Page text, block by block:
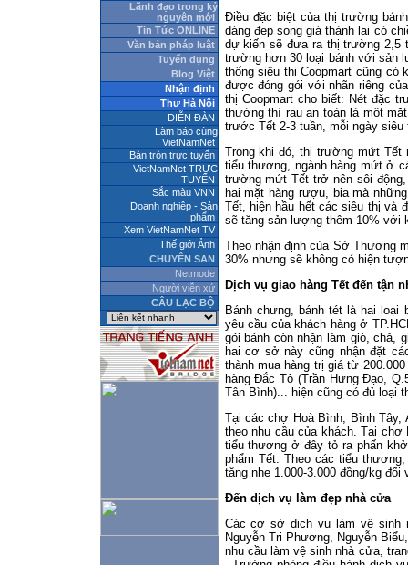
Lãnh đạo trong kỷ
nguyên mới
Tin Tức ONLINE
Văn bản pháp luật
Tuyển dụng
Blog Việt
Nhận định
Thư Hà Nội
DIỄN ĐÀN
Làm báo cùng
VietNamNet
Bàn tròn trực tuyến
VietNamNet TRỰC
TUYẾN
Sắc màu VNN
Doanh nghiệp - Sản
phẩm
Xem VietNamNet TV
Thế giới Ảnh
CHUYÊN SAN
Netmode
Người viễn xứ
CÂU LẠC BỘ
Điều đặc biệt của thị trường
dáng đẹp song giá thành lại có
dự kiến sẽ đưa ra thị trường 2,5
trường hơn 30 loại bánh với sản
thống siêu thị Coopmart cũng có
được đóng gói với nhãn riêng
thị Coopmart cho biết: Nét đặc
thường thì rau an toàn là một
trước Tết 2-3 tuần, mỗi ngày siêu
Trong khi đó, thị trường mứt Tết
tiểu thương, ngành hàng mứt ở
trường mứt Tết trở nên sôi
hai mặt hàng rượu, bia mà
Tết, hiện hầu hết các siêu thị và
sẽ tăng sản lượng thêm 10% với
Theo nhận định của Sở Thương
30% nhưng sẽ không có hiện
Dịch vụ giao hàng Tết đến tận
Bánh chưng, bánh tét là hai loại
yêu cầu của khách hàng ở
gói bánh còn nhận làm giò, chả,
hai cơ sở này cũng nhận đặt
thành mua hàng trị giá từ
hàng Đắc Tô (Trần Hưng Đạo,
Tân Bình)... hiện cũng có đủ loại
Tại các chợ Hoà Bình, Bình Tây,
theo nhu cầu của khách. Tại
tiểu thương ở đây tỏ ra phấn
phẩm Tết. Theo các tiểu
tăng nhẹ 1.000-3.000 đồng/kg đối
Đến dịch vụ làm đẹp nhà cửa
Các cơ sở dịch vụ làm vệ sinh
Nguyễn Tri Phương, Nguyễn
nhu cầu làm vệ sinh nhà cửa,